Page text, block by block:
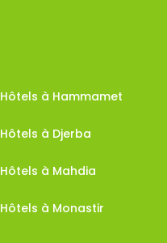
Hôtels à Hammamet
Hôtels à Djerba
Hôtels à Mahdia
Hôtels à Monastir